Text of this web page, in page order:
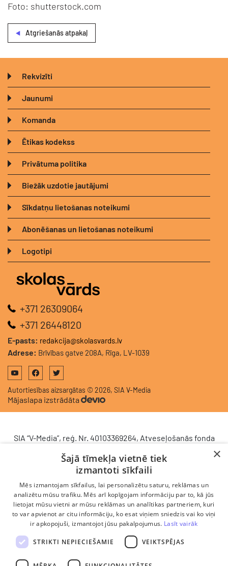
Foto: shutterstock.com
Atgriešanās atpakaļ
Rekvizīti
Jaunumi
Komanda
Ētikas kodekss
Privātuma politika
Biežāk uzdotie jautājumi
Sīkdatņu lietošanas noteikumi
Abonēšanas un lietošanas noteikumi
Logotipi
+371 26309064
+371 26448120
E-pasts: redakcija@skolasvards.lv
Adrese: Brīvības gatve 208A, Rīga, LV-1039
Autortiesības aizsargātas © 2026, SIA V-Media
Mājaslapa izstrādāta
SIA “V-Media”, reģ. Nr. 40103369264, Atveseļošanās fonda
komercdarbības procesu uzlabošanā - ieviesta klientu
attiecību pārvaldības sistēma (CRM). 2024. gada 16.
decembrī tika noslēgts līgums Nr. 9.2-17-L-2024/928 ar
Latvijas Investīciju un attīstības aģentūru par atbalsta
saņemšanu saskaņā ar Atveseļošanas un noturības
mehānisma plāna 2. komponenti “Digitālā transformācija”
(atbalsta pieteikuma Nr. DIGI/2024/1253). Projekta ietvaros
ieviesta klientu un darba procesu pārvaldības sistēma
Scoro, uzlabojot pārdošanas procesu, centralizējot klientu
datubāzi un darījumu plūsmu, kā arī nodrošinot pārskatāmu,
×
Šajā tīmekļa vietnē tiek
izmantoti sīkfaili
Mēs izmantojam sīkfailus, lai personalizētu saturu, reklāmas un
analizētu mūsu trafiku. Mēs arī kopīgojam informāciju par to, kā jūs
lietojat mūsu vietni ar mūsu reklāmas un analītikas partneriem, kuri
to var apvienot ar citu informāciju, ko esat viņiem sniedzis vai ko viņi
ir apkopojuši, izmantojot jūsu pakalpojumus. Lasīt vairāk
STRIKTI NEPIECIEŠAMIE VEIKTSPĒJAS